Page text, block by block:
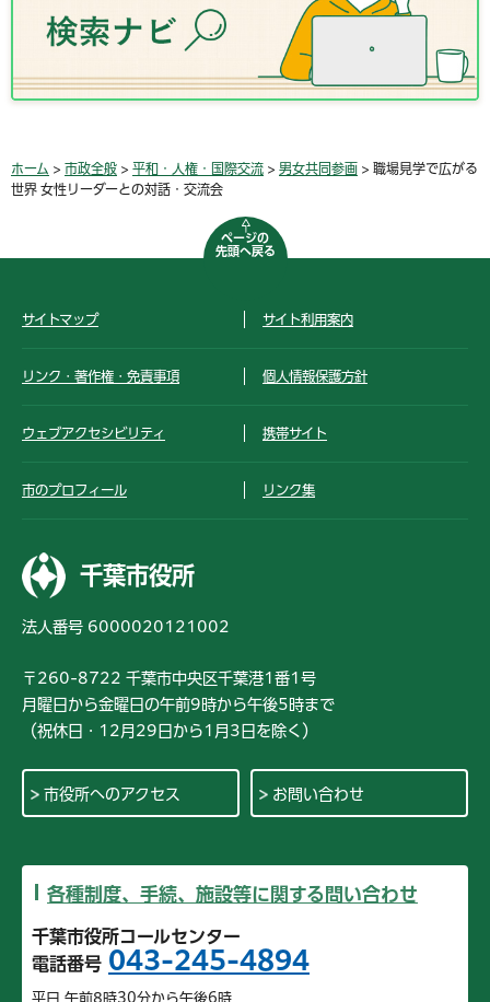
ホーム > 市政全般 > 平和・人権・国際交流 > 男女共同参画 > 職場見学で広がる
世界 女性リーダーとの対話・交流会
ページの
先頭へ戻る
サイトマップ サイト利用案内
リンク・著作権・免責事項 個人情報保護方針
ウェブアクセシビリティ 携帯サイト
市のプロフィール リンク集
千葉市役所
法人番号 6000020121002
〒260-8722 千葉市中央区千葉港1番1号
月曜日から金曜日の午前9時から午後5時まで
（祝休日・12月29日から1月3日を除く）
市役所へのアクセス お問い合わせ
各種制度、手続、施設等に関する問い合わせ
千葉市役所コールセンター
電話番号 043-245-4894
平日 午前8時30分から午後6時